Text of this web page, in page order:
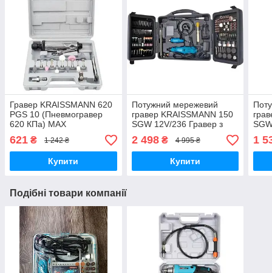
Гравер KRAISSMANN 620
РGS 10 (Пневмогравер
620 КПа) MAX
621 ₴ 1 242 ₴
Купити
Потужний мережевий
гравер KRAISSMANN 150
SGW 12V/236 Гравер з
гнучким валом,
Бормашина гравер (236
насадок,2в1)
2 498₴ 4 995 ₴
Купити
1
Подібні товари компанії